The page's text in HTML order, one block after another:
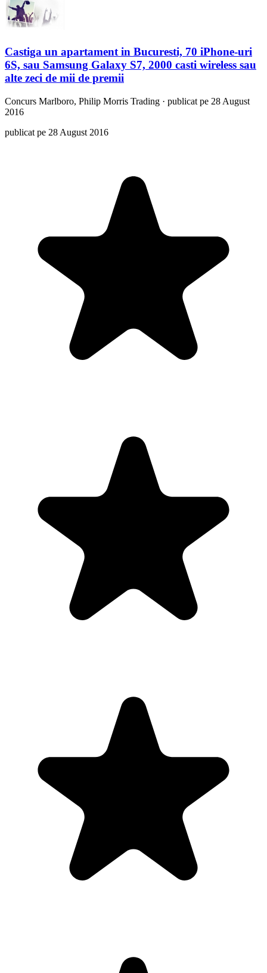
Castiga un apartament in Bucuresti, 70 iPhone-uri
6S, sau Samsung Galaxy S7, 2000 casti wireless sau
alte zeci de mii de premii
Concurs Marlboro, Philip Morris Trading · publicat pe 28 August
2016
publicat pe 28 August 2016